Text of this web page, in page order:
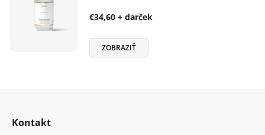
€34,60 + darček
ZOBRAZIŤ
Kontakt